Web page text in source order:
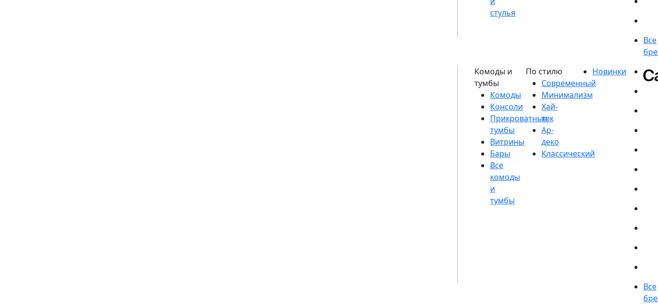
Комоды
Консоли
Прикроватные
тумбы
Витрины
Бары